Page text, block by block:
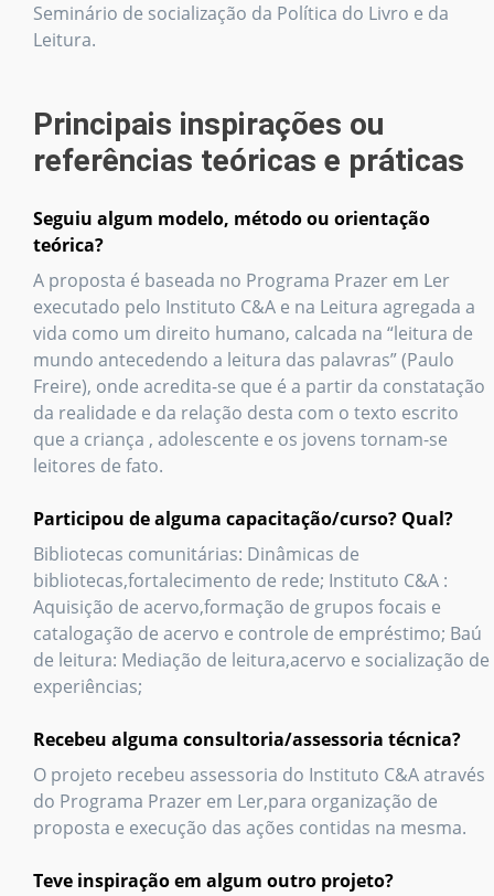
Seminário de socialização da Política do Livro e da
Leitura.
Principais inspirações ou
referências teóricas e práticas
Seguiu algum modelo, método ou orientação
teórica?
A proposta é baseada no Programa Prazer em Ler
executado pelo Instituto C&A e na Leitura agregada a
vida como um direito humano, calcada na “leitura de
mundo antecedendo a leitura das palavras” (Paulo
Freire), onde acredita-se que é a partir da constatação
da realidade e da relação desta com o texto escrito
que a criança , adolescente e os jovens tornam-se
leitores de fato.
Participou de alguma capacitação/curso? Qual?
Bibliotecas comunitárias: Dinâmicas de
bibliotecas,fortalecimento de rede; Instituto C&A :
Aquisição de acervo,formação de grupos focais e
catalogação de acervo e controle de empréstimo; Baú
de leitura: Mediação de leitura,acervo e socialização de
experiências;
Recebeu alguma consultoria/assessoria técnica?
O projeto recebeu assessoria do Instituto C&A através
do Programa Prazer em Ler,para organização de
proposta e execução das ações contidas na mesma.
Teve inspiração em algum outro projeto?